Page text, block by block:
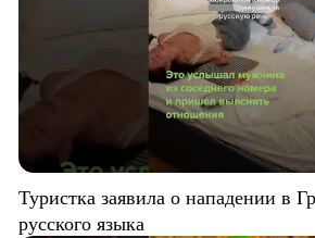
Туристка заявила о нападении в
русского языка